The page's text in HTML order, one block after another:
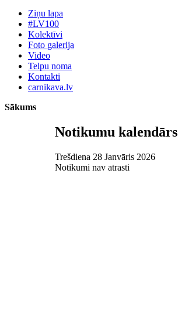
Ziņu lapa
#LV100
Kolektīvi
Foto galerija
Video
Telpu noma
Kontakti
carnikava.lv
Sākums
Notikumu kalendārs
Trešdiena 28 Janvāris 2026
Notikumi nav atrasti